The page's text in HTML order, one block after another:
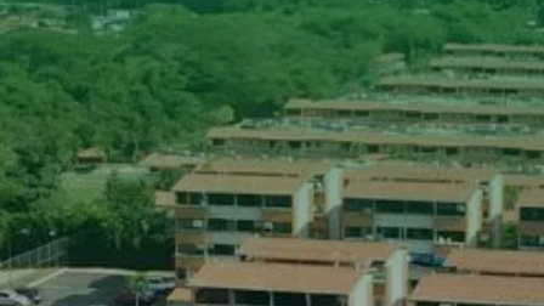
AFILIADOS CERTIFICADOS

AFILIADOS PROFESIONALES
